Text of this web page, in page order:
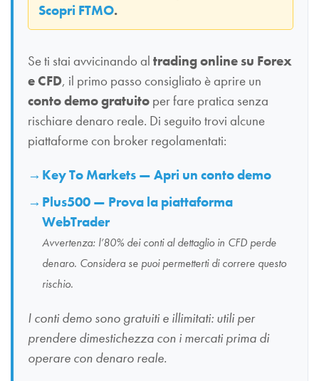
Scopri FTMO.
Se ti stai avvicinando al trading online su Forex
e CFD, il primo passo consigliato è aprire un
conto demo gratuito per fare pratica senza
rischiare denaro reale. Di seguito trovi alcune
piattaforme con broker regolamentati:
Key To Markets — Apri un conto demo
Plus500 — Prova la piattaforma
WebTrader
Avvertenza: l’80% dei conti al dettaglio in CFD perde
denaro. Considera se puoi permetterti di correre questo
rischio.
I conti demo sono gratuiti e illimitati: utili per
prendere dimestichezza con i mercati prima di
operare con denaro reale.